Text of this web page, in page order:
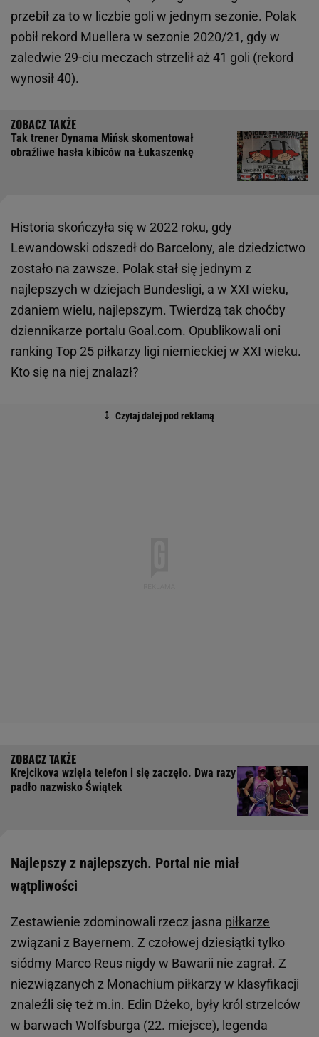
przebił za to w liczbie goli w jednym sezonie. Polak
pobił rekord Muellera w sezonie 2020/21, gdy w
zaledwie 29-ciu meczach strzelił aż 41 goli (rekord
wynosił 40).
Tak trener Dynama Mińsk skomentował
obraźliwe hasła kibiców na Łukaszenkę
Historia skończyła się w 2022 roku, gdy
Lewandowski odszedł do Barcelony, ale dziedzictwo
zostało na zawsze. Polak stał się jednym z
najlepszych w dziejach Bundesligi, a w XXI wieku,
zdaniem wielu, najlepszym. Twierdzą tak choćby
dziennikarze portalu Goal.com. Opublikowali oni
ranking Top 25 piłkarzy ligi niemieckiej w XXI wieku.
Kto się na niej znalazł?
Krejcikova wzięła telefon i się zaczęło. Dwa razy
padło nazwisko Świątek
Najlepszy z najlepszych. Portal nie miał
wątpliwości
Zestawienie zdominowali rzecz jasna piłkarze
związani z Bayernem. Z czołowej dziesiątki tylko
siódmy Marco Reus nigdy w Bawarii nie zagrał. Z
niezwiązanych z Monachium piłkarzy w klasyfikacji
znaleźli się też m.in. Edin Dżeko, były król strzelców
w barwach Wolfsburga (22. miejsce), legenda